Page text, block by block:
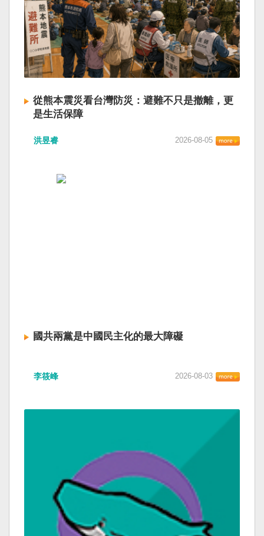
從熊本震災看台灣防災：避難不只是撤離，更
是生活保障
洪昱睿 2026-08-05
國共兩黨是中國民主化的最大障礙
李筱峰 2026-08-03